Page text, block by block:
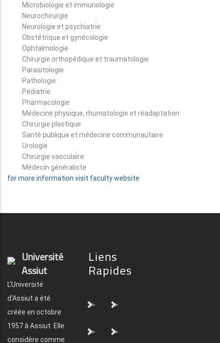
Microbiologie et immunologie
Neurochirurgie
Neurologie et psychiatrie
Obstétrique et gynécologie
Ophtalmologie
Chirurgie orthopédique et traumatologie
Parasitologie
Pathologie
Pédiatrie
Pharmacologie
Médecine physique, rhumatologie et réadaptation
Chirurgie plastique
Santé publique et médecine communautaire
Urologie
Chirurgie vasculaire
Médecin généraliste
for more information visit faculty website
Université
Assiut
L'Université
d'Assiut a été
créée en octobre
1957 à Assiut. Elle
considère comme
Liens
Rapides
"> ">
"> ">